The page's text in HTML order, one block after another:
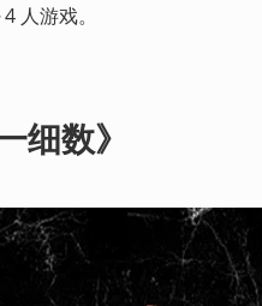
人游戏。
细数》